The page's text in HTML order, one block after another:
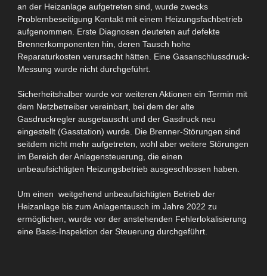
an der Heizanlage aufgetreten sind, wurde zwecks
Problembeseitigung Kontakt mit einem Heizungsfachbetrieb
aufgenommen. Erste Diagnosen deuteten auf defekte
Brennerkomponenten hin, deren Tausch hohe
Reparaturkosten verursacht hätten. Eine Gasanschlussdruck-
Messung wurde nicht durchgeführt.
Sicherheitshalber wurde vor weiteren Aktionen ein Termin mit
dem Netzbetreiber vereinbart, bei dem der alte
Gasdruckregler ausgetauscht und der Gasdruck neu
eingestellt (Gasstation) wurde. Die Brenner-Störungen sind
seitdem nicht mehr aufgetreten, wohl aber weitere Störungen
im Bereich der Anlagensteuerung, die einen
unbeaufsichtigten Heizungsbetrieb ausgeschlossen haben.
Um einen weitgehend unbeaufsichtigten Betrieb der
Heizanlage bis zum Anlagentausch im Jahre 2022 zu
ermöglichen, wurde vor der anstehenden Fehlerlokalisierung
eine Basis-Inspektion der Steuerung durchgeführt.